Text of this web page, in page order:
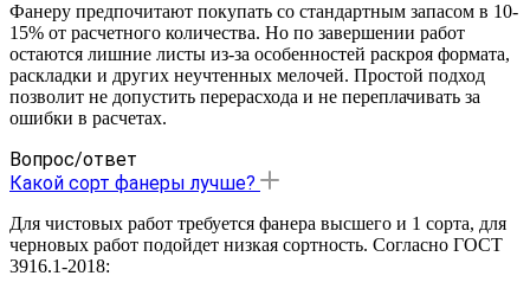
Фанеру предпочитают покупать со стандартным запасом в 10-
15% от расчетного количества. Но по завершении работ
остаются лишние листы из-за особенностей раскроя формата,
раскладки и других неучтенных мелочей. Простой подход
позволит не допустить перерасхода и не переплачивать за
ошибки в расчетах.
Вопрос/ответ
Какой сорт фанеры лучше?
Для чистовых работ требуется фанера высшего и 1 сорта, для
черновых работ подойдет низкая сортность. Согласно ГОСТ
3916.1-2018: